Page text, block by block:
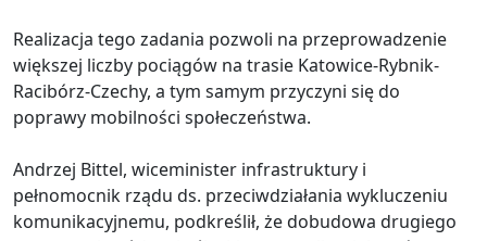
Realizacja tego zadania pozwoli na przeprowadzenie
większej liczby pociągów na trasie Katowice-Rybnik-
Racibórz-Czechy, a tym samym przyczyni się do
poprawy mobilności społeczeństwa.
Andrzej Bittel, wiceminister infrastruktury i
pełnomocnik rządu ds. przeciwdziałania wykluczeniu
komunikacyjnemu, podkreślił, że dobudowa drugiego